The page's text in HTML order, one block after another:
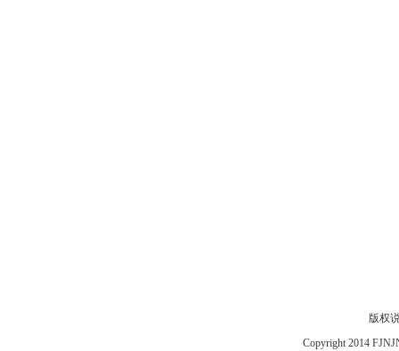
版权
Copyright 2014